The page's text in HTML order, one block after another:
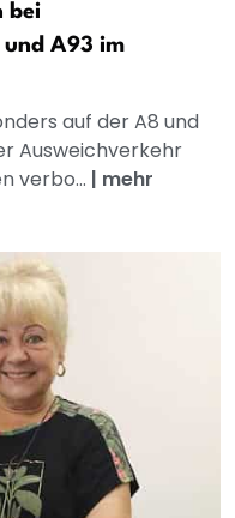
bei
A93 im
auf der A8 und
Ausweichverkehr
verbo... | mehr